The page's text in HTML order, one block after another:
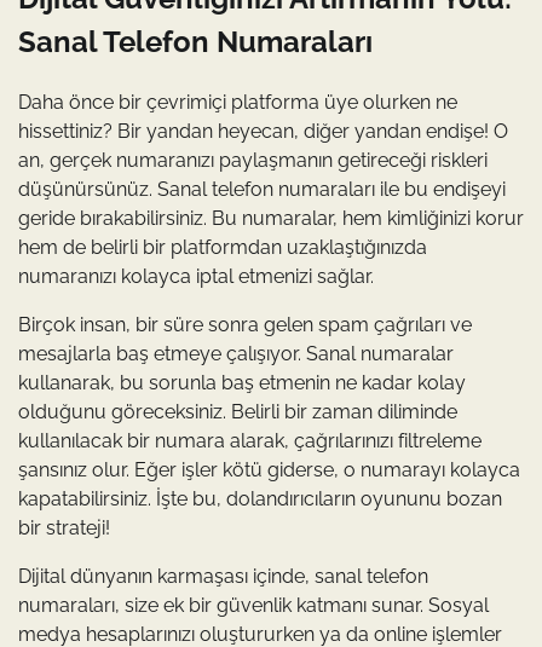
Sanal Telefon Numaraları
Daha önce bir çevrimiçi platforma üye olurken ne
hissettiniz? Bir yandan heyecan, diğer yandan endişe! O
an, gerçek numaranızı paylaşmanın getireceği riskleri
düşünürsünüz. Sanal telefon numaraları ile bu endişeyi
geride bırakabilirsiniz. Bu numaralar, hem kimliğinizi korur
hem de belirli bir platformdan uzaklaştığınızda
numaranızı kolayca iptal etmenizi sağlar.
Birçok insan, bir süre sonra gelen spam çağrıları ve
mesajlarla baş etmeye çalışıyor. Sanal numaralar
kullanarak, bu sorunla baş etmenin ne kadar kolay
olduğunu göreceksiniz. Belirli bir zaman diliminde
kullanılacak bir numara alarak, çağrılarınızı filtreleme
şansınız olur. Eğer işler kötü giderse, o numarayı kolayca
kapatabilirsiniz. İşte bu, dolandırıcıların oyununu bozan
bir strateji!
Dijital dünyanın karmaşası içinde, sanal telefon
numaraları, size ek bir güvenlik katmanı sunar. Sosyal
medya hesaplarınızı oluştururken ya da online işlemler